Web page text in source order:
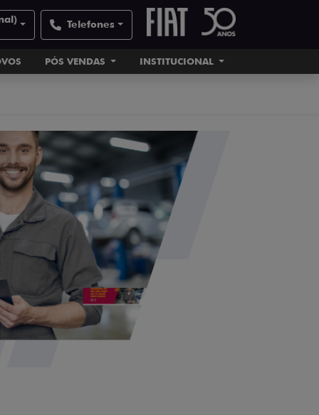
Telefones
PÓS VENDAS INSTITUCIONAL